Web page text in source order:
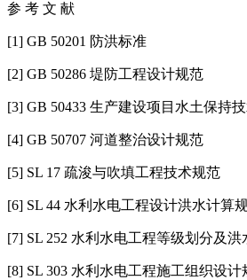
参 考 文 献
[1] GB 50201 防洪标准
[2] GB 50286 堤防工程设计规范
[3] GB 50433 生产建设项目水土保持
[4] GB 50707 河道整治设计规范
[5] SL 17 疏浚与吹填工程技术规范
[6] SL 44 水利水电工程设计洪水计算
[7] SL 252 水利水电工程等级划分及洪
[8] SL 303 水利水电工程施工组织设计